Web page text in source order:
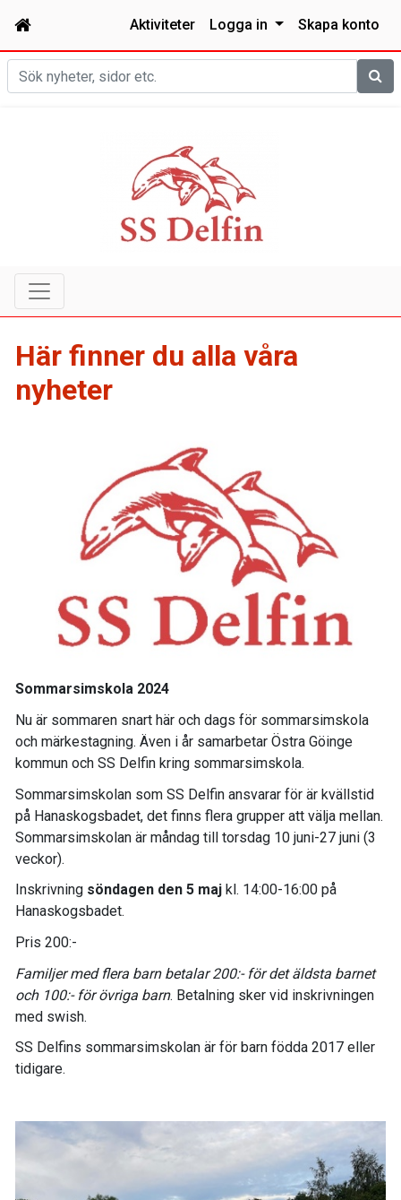
Aktiviteter Logga in Skapa konto
Sök
Här finner du alla våra
nyheter
Sommarsimskola 2024
Nu är sommaren snart här och dags för sommarsimskola
och märkestagning. Även i år samarbetar Östra Göinge
kommun och SS Delfin kring sommarsimskola.
Sommarsimskolan som SS Delfin ansvarar för är kvällstid
på Hanaskogsbadet, det finns flera grupper att välja mellan.
Sommarsimskolan är måndag till torsdag 10 juni-27 juni (3
veckor).
Inskrivning söndagen den 5 maj kl. 14:00-16:00 på
Hanaskogsbadet.
Pris 200:-
Familjer med flera barn betalar 200:- för det äldsta barnet
och 100:- för övriga barn. Betalning sker vid inskrivningen
med swish.
SS Delfins sommarsimskolan är för barn födda 2017 eller
tidigare.